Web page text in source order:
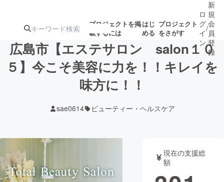
プロジェクトを掲
載するには
はじ
める
プロジェクト
をさがす
注目の新着プロ
募集終了が近いプ
ロ
グ
イ
ン
/
新
規
会
員
登
録
広島市【エステサロン salon１０
５】今こそ美容に力を！！キレイを
味方に！！
sae0614 ビューティー・ヘルスケア
現在の支援総
額